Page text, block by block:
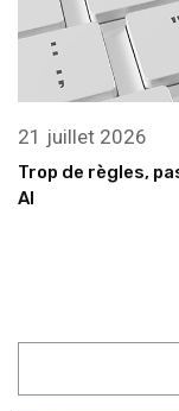
21 juillet 2026
Trop de règles,
AI